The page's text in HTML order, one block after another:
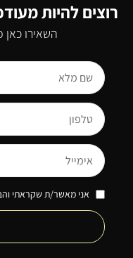
רוצים להיות
השאירו כאן
אני מאשר/ת שקראתי